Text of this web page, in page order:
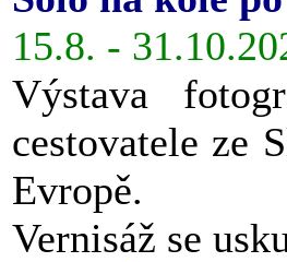
15.8. -
Výstava
cestovatele ze
Evropě.
Vernisáž se